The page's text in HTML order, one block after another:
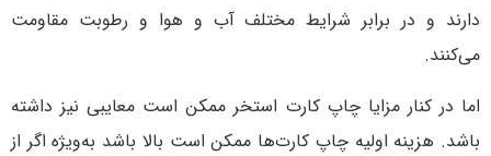
دارند و در برابر شرایط مختلف آب و هوا و رطوبت مقاومت
می‌کنند.
اما در کنار مزایا چاپ کارت استخر ممکن است معایبی نیز داشته
باشد. هزینه اولیه چاپ کارت‌ها ممکن است بالا باشد به‌ویژه اگر از